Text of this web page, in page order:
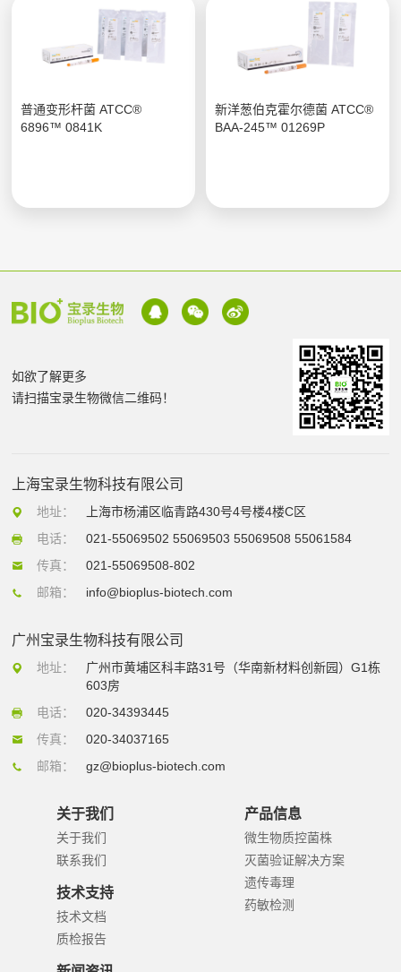
普通变形杆菌 ATCC®
6896™ 0841K
新洋葱伯克霍尔德菌 ATCC®
BAA-245™ 01269P
如欲了解更多
请扫描宝录生物微信二维码！
上海宝录生物科技有限公司
地址：
上海市杨浦区临青路430号4号楼4楼C区
电话：
021-55069502 55069503 55069508 55061584
传真：
021-55069508-802
邮箱：
info@bioplus-biotech.com
广州宝录生物科技有限公司
地址：
广州市黄埔区科丰路31号（华南新材料创新园）G1栋
603房
电话：
020-34393445
传真：
020-34037165
邮箱：
gz@bioplus-biotech.com
关于我们
关于我们
联系我们
技术支持
技术文档
质检报告
产品信息
微生物质控菌株
灭菌验证解决方案
遗传毒理
药敏检测